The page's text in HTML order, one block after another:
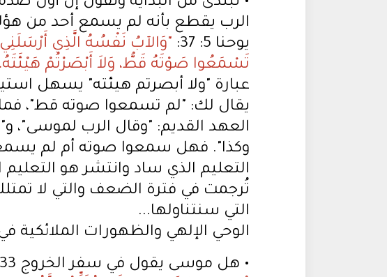
الرب يقطع بأنه لم يسمع أحد من
يوحنا 5: 37:
"وَالآبُ نَفْسُهُ الَّذِي
تَسْمَعُوا صَوْتَهُ قَطُّ، وَلاَ أَبْصَرْتُمْ هَيْئَتَهُ،" (يو
عبارة "ولا أبصرتم هيئته" يسهل
يقال لك: "لم تسمعوا صوته قط"،
العهد القديم: "وقال الرب لموسى"،
وكذا". فهل سمعوا صوته أم لم
التعليم الذي ساد وانتشر هو التعليم
تُرجمت في فترة الضعف والتي لا
التي سنتناولها...
الوحي الإلهي والظهورات الملائكية
• هل موسى يقول في سفر الخروج 33: 11: